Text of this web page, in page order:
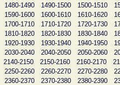
1480-1490 1490-1500 1500-1510
1590-1600 1600-1610 1610-1620
1700-1710 1710-1720 1720-1730
1810-1820 1820-1830 1830-1840
1920-1930 1930-1940 1940-1950
2030-2040 2040-2050 2050-2060
2140-2150 2150-2160 2160-2170
2250-2260 2260-2270 2270-2280
2360-2370 2370-2380 2380-2390